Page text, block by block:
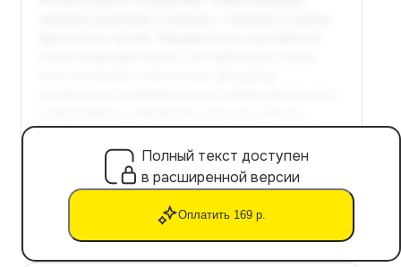
Полный текст доступен
в расширенной версии
Оплатить 169 р.